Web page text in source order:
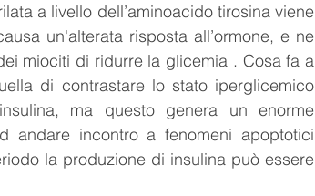
a livello dell’aminoacido tirosina viene
un'alterata risposta all’ormone, e ne
miociti di ridurre la glicemia . Cosa fa a
di contrastare lo stato iperglicemico
ma questo genera un enorme
andare incontro a fenomeni apoptotici
la produzione di insulina può essere